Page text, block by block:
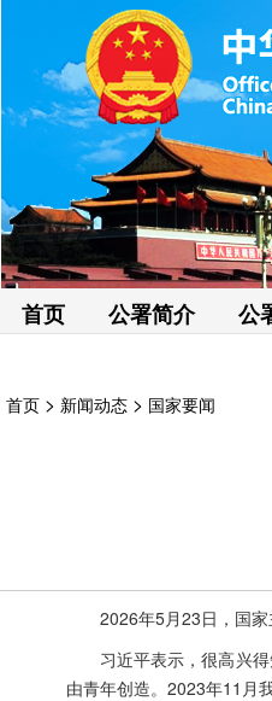
首页 公署简介 公
首页 > 新闻动态 > 国家要闻
2026年5月23日，国
习近平表示，很高兴
由青年创造。2023年11月